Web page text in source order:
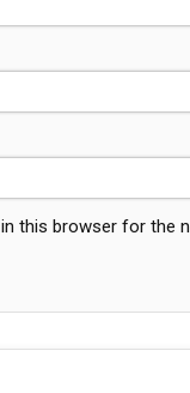
this browser for the